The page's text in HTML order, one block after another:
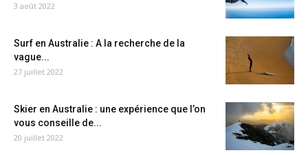
3 août 2022
Surf en Australie : A la recherche de la
vague...
27 juillet 2022
Skier en Australie : une expérience que l’on
vous conseille de...
20 juillet 2022